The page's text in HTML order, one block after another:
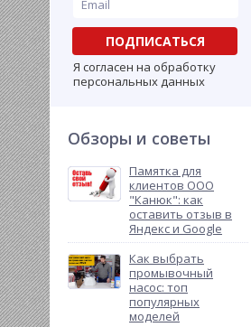
ПОДПИСАТЬСЯ
Я согласен на обработку
персональных данных
Обзоры и советы
Памятка для
клиентов ООО
"Канюк": как
оставить отзыв в
Яндекс и Google
Как выбрать
промывочный
насос: топ
популярных
моделей